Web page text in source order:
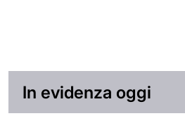
In evidenza oggi